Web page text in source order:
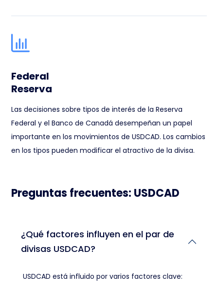
Federal
Reserva
Las decisiones sobre tipos de interés de la Reserva
Federal y el Banco de Canadá desempeñan un papel
importante en los movimientos de USDCAD. Los cambios
en los tipos pueden modificar el atractivo de la divisa.
Preguntas frecuentes: USDCAD
¿Qué factores influyen en el par de
divisas USDCAD?
USDCAD está influido por varios factores clave: